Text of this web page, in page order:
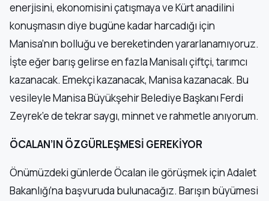
enerjisini, ekonomisini çatışmaya ve Kürt anadilini
konuşmasın diye bugüne kadar harcadığı için
Manisa’nın bolluğu ve bereketinden yararlanamıyoruz.
İşte eğer barış gelirse en fazla Manisalı çiftçi, tarımcı
kazanacak. Emekçi kazanacak, Manisa kazanacak. Bu
vesileyle Manisa Büyükşehir Belediye Başkanı Ferdi
Zeyrek’e de tekrar saygı, minnet ve rahmetle anıyorum.
ÖCALAN’IN ÖZGÜRLEŞMESİ GEREKİYOR
Önümüzdeki günlerde Öcalan ile görüşmek için Adalet
Bakanlığı’na başvuruda bulunacağız. Barışın büyümesi